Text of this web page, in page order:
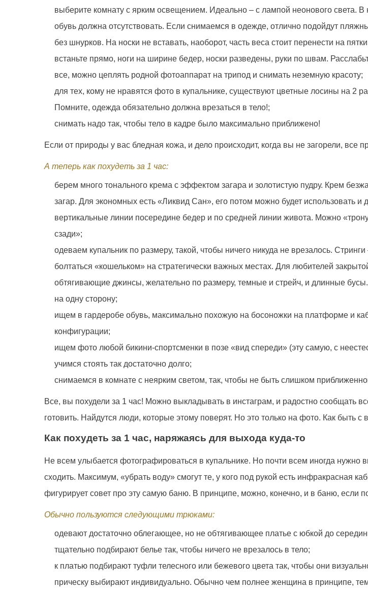
выберите комнату с ярким освещением. Идеально – с лампой неонового света.
обувь должна отсутствовать. Если снимаемся в одежде, отлично подойдут
без шнурков. На носки не вставать, наоборот, часть веса стоит перенести на
встаньте прямо, ноги на ширине бедер, носки разведены, руки по швам.
все, можно цеплять родной фотоаппарат на трипод и снимать неземную красоту;
для тех, кому не нравятся фото в купальнике, существуют цветные лосины на 2
Помните, одежда обязательно должна врезаться в тело!;
снимать надо так, чтобы тело в кадре было максимально приближено!
Если от природы у вас бледная кожа, и дело происходит, когда вы не загорели, все
А теперь как похудеть за 1 час:
берем много тонального крема с эффектом загара и золотистую пудру. Крем
загар. Для экономных есть «Ликвид Сан», его потом можно будет использовать
вертикальные линии посередине бедер и по средней линии живота. Можно
сзади»;
одеваем купальник по размеру, такой, чтобы ничего никуда не врезалось.
болтаться «кошельком» на стратегически важных местах. Для любителей
обтягивающие джинсы, желательно по размеру, темные и стрейч, и длинные
на одну сторону;
ищем в гардеробе обувь, максимально похожую на босоножки на платформе и
конфигурации;
ищем фото любой бикини-спортсменки в позе «вид спереди» (эту самую, с
учимся стоять так достаточно долго;
снимаемся в комнате с неярким светом, так, чтобы не быть слишком
Все, вы похудели за 1 час! Можно выкладывать в инстаграм, и радостно сообщать
готовить. Найдутся люди, которые этому поверят. Но это только на фото. Как быть с
Как похудеть за 1 час, наряжаясь для выхода куда-то
Не всем улыбается фотографироваться в купальнике. Но почти всем иногда нужно
сходить. Максимум, «убрать воду» смогут те, у кого под рукой есть
фигурирует совет про эту самую баню. В принципе, можно, конечно, и в баню, если
Обычно пользуются следующими трюками:
одевают достаточно облегающее, но не обтягивающее платье с юбкой до
тщательно подбирают белье так, чтобы ничего не врезалось в тело;
к платью подбирают туфли телесного или бежевого цвета так, чтобы они
прическу выбирают индивидуально. Обычно чем полнее женщина в принципе,